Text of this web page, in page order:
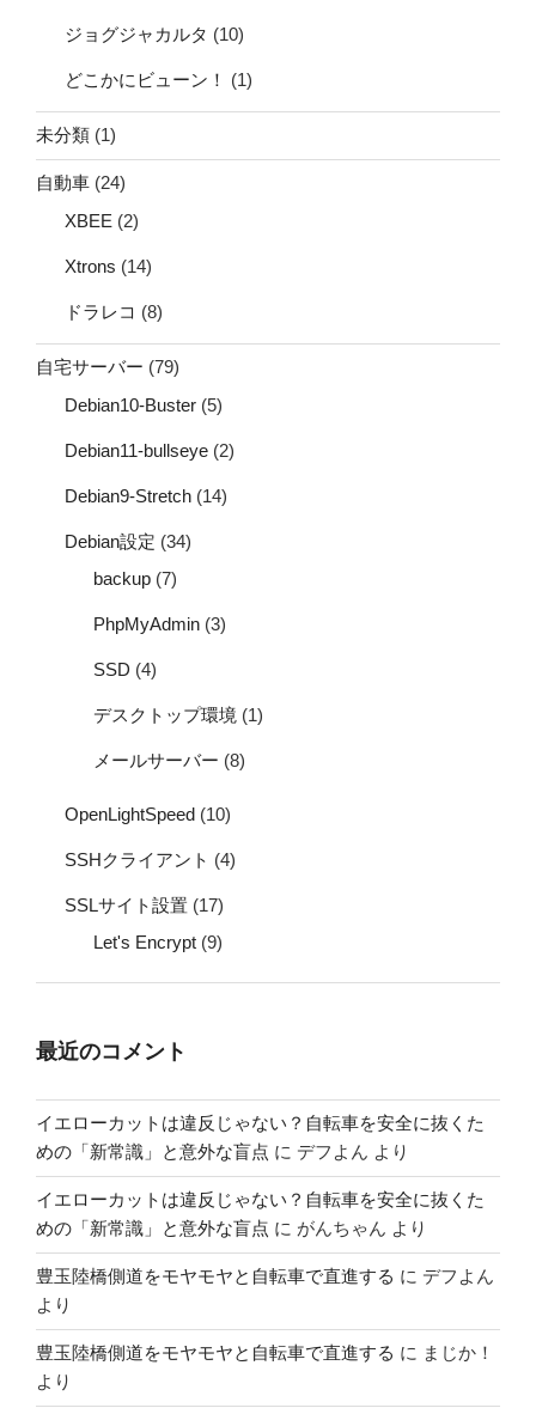
ジョグジャカルタ (10)
どこかにビューン！ (1)
未分類 (1)
自動車 (24)
XBEE (2)
Xtrons (14)
ドラレコ (8)
自宅サーバー (79)
Debian10-Buster (5)
Debian11-bullseye (2)
Debian9-Stretch (14)
Debian設定 (34)
backup (7)
PhpMyAdmin (3)
SSD (4)
デスクトップ環境 (1)
メールサーバー (8)
OpenLightSpeed (10)
SSHクライアント (4)
SSLサイト設置 (17)
Let's Encrypt (9)
最近のコメント
イエローカットは違反じゃない？自転車を安全に抜くた
めの「新常識」と意外な盲点 に デフよん より
イエローカットは違反じゃない？自転車を安全に抜くた
めの「新常識」と意外な盲点 に がんちゃん より
豊玉陸橋側道をモヤモヤと自転車で直進する に デフよん
より
豊玉陸橋側道をモヤモヤと自転車で直進する に まじか！
より